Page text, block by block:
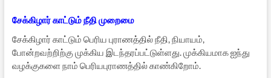
சேக்கிழார் காட்டும் நீதி முறைமை
சேக்கிழார் காட்டும் பெரிய புராணத்தில் நீதி, நியாயம்,
போன்றவற்றிற்கு முக்கிய இடந்தரப்பட்டுள்ளது. முக்கியமாக ஐந்து
வழக்குகளை நாம் பெரியபுராணத்தில் காண்கிறோம்.